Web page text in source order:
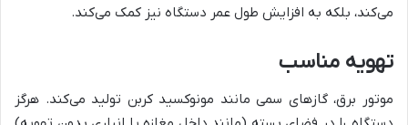
می‌کند، بلکه به افزایش طول عمر دستگاه نیز کمک می‌کند.
تهویه مناسب
موتور برق، گازهای سمی مانند مونوکسید کربن تولید می‌کند. هرگز